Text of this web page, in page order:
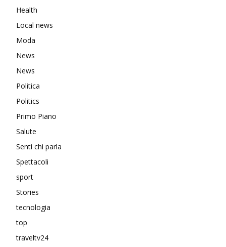
Health
Local news
Moda
News
News
Politica
Politics
Primo Piano
Salute
Senti chi parla
Spettacoli
sport
Stories
tecnologia
top
traveltv24